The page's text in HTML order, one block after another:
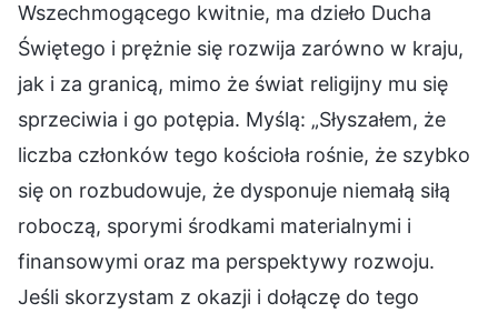
Wszechmogącego kwitnie, ma dzieło Ducha
Świętego i prężnie się rozwija zarówno w kraju,
jak i za granicą, mimo że świat religijny mu się
sprzeciwia i go potępia. Myślą: „Słyszałem, że
liczba członków tego kościoła rośnie, że szybko
się on rozbudowuje, że dysponuje niemałą siłą
roboczą, sporymi środkami materialnymi i
finansowymi oraz ma perspektywy rozwoju.
Jeśli skorzystam z okazji i dołączę do tego